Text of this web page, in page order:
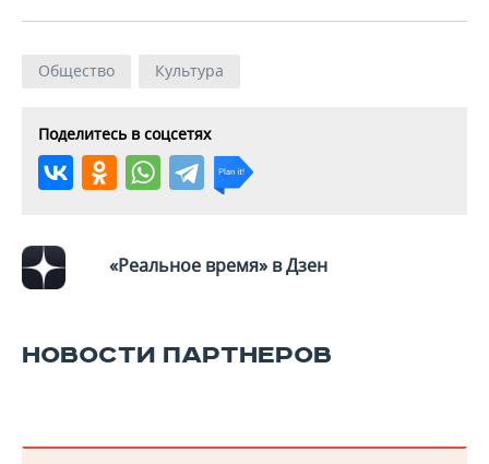
Общество Культура
Поделитесь в соцсетях
«Реальное время» в Дзен
НОВОСТИ ПАРТНЕРОВ